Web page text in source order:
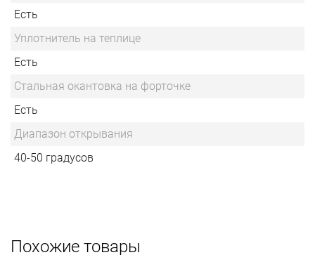
Есть
Уплотнитель на теплице
Есть
Стальная окантовка на форточке
Есть
Диапазон открывания
40-50 градусов
Похожие товары